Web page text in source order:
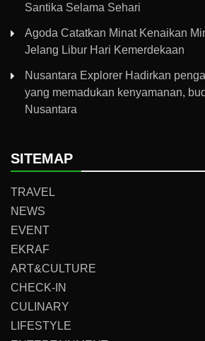
Santika Selama Sehari
Agoda Catatkan Minat Kenaikan
Jelang Libur Hari Kemerdekaan
Nusantara Explorer Hadirkan
yang memadukan kenyamanan,
Nusantara
SITEMAP
TRAVEL
NEWS
EVENT
EKRAF
ART&CULTURE
CHECK-IN
CULINARY
LIFESTYLE